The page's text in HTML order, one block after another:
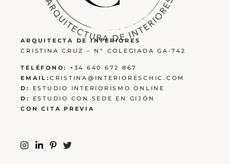
ARQUITECTA DE INTERIORES
CRISTINA CRUZ – Nº COLEGIADA GA-742
TELÉFONO:
+34 640 672 867
EMAIL: CRISTINA@INTERIORESCHIC.COM
D:
ESTUDIO INTERIORISMO ONLINE
D:
ESTUDIO CON SEDE EN GIJÓN
CON CITA PREVIA